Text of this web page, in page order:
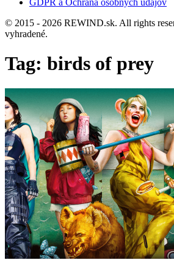
GDPR a Ochrana osobných údajov
© 2015 - 2026 REWIND.sk. All rights
vyhradené.
Tag: birds of prey